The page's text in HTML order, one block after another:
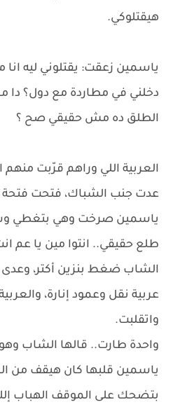
هيقتلوكي.
ياسمين زعقت: يقتلوني ليه
دخلني في مطاردة مع دول؟
الطلق ده مش حقيقي صح ؟
العربية اللي وراهم قرّبت
عدت جنب الشباك، فتحت فتحة
ياسمين صرخت وهي بتغطي
طلع حقيقي.. انتوا مين يا عم
الشاب ضغط بنزين أكتر،
عربية نقل وعمود إنارة،
واتقلبت.
واحدة طارت.. قالها الشاب
ياسمين قلبها كان هيقف من
بتضحك على الموقف الهباب